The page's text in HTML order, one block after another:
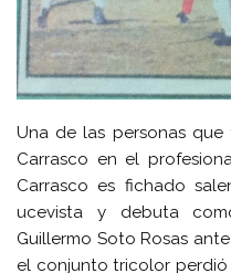
Una de las personas
Carrasco en el
Carrasco es fichado
ucevista y debuta
Guillermo Soto Rosas
el conjunto tricolor